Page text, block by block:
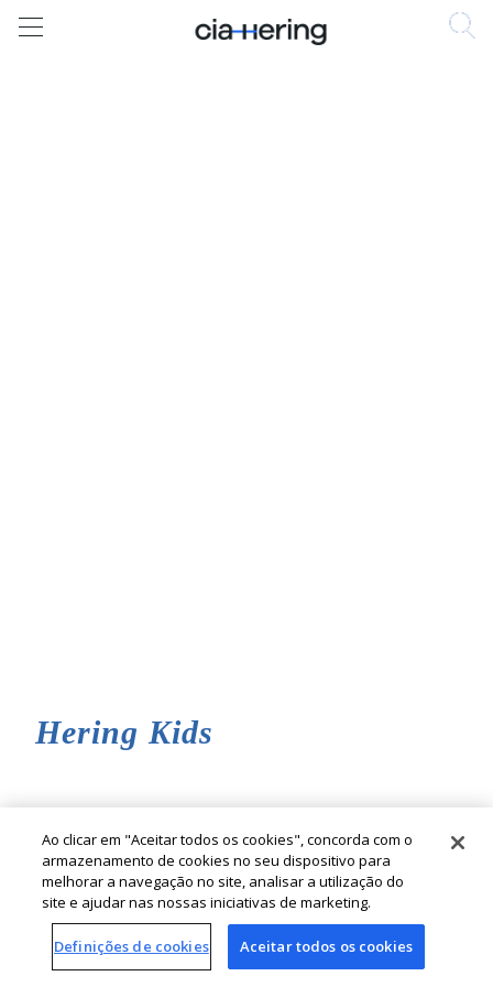
Hering Kids
© Cia. Hering - Todos os direitos reservados
Ao clicar em "Aceitar todos os cookies", concorda com o
armazenamento de cookies no seu dispositivo para
melhorar a navegação no site, analisar a utilização do
site e ajudar nas nossas iniciativas de marketing.
Definições de cookies Aceitar todos os cookies